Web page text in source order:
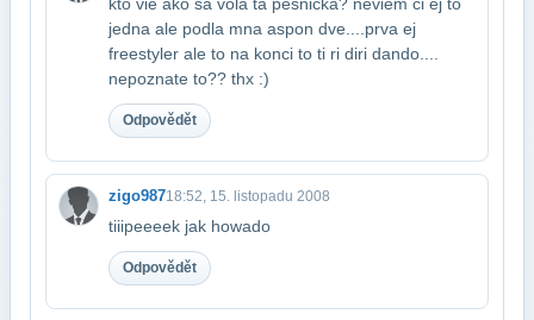
jedna ale podla mna aspon dve....​prva ej
freestyler ale to na konci to ti ri diri dando....
nepoznate to?? thx :)
Odpovědět
zigo98718:52, 15. listopadu 2008
tiiipeeeek jak howado
Odpovědět